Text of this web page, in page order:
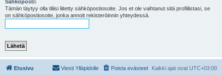
Sähköposti:
Tämän täytyy olla tiliisi liitetty sähköpostiosoite. Jos et ole vaihtanut sitä profiilistasi, se
on sähköpostiosoite, jonka annoit rekisteröinnin yhteydessä.
Etusivu Kaikki ajat ovat UTC+03:00
Poista evästeet
Viesti Ylläpidolle